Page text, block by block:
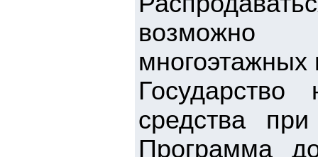
возможно
многоэтажных
средства
Программа